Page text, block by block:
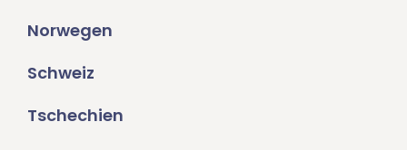
Norwegen
Schweiz
Tschechien